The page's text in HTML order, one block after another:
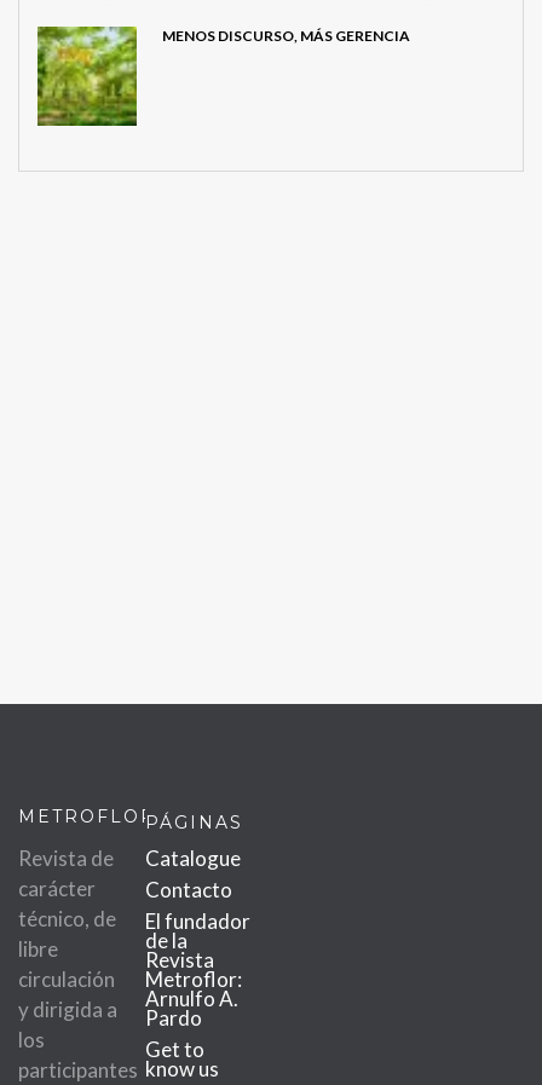
MENOS DISCURSO, MÁS GERENCIA
METROFLOR
Revista de
carácter
técnico, de
libre
circulación
y dirigida a
los
participantes
PÁGINAS
Catalogue
Contacto
El fundador
de la
Revista
Metroflor:
Arnulfo A.
Pardo
Get to
know us